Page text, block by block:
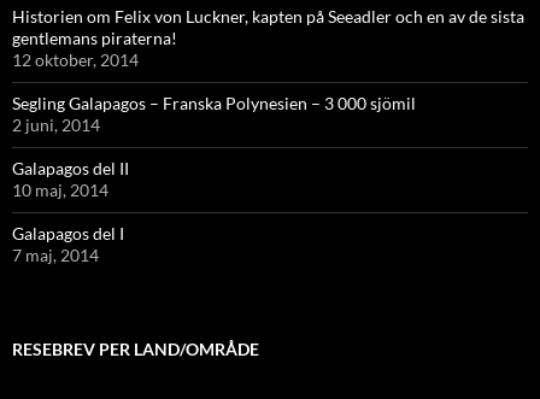
Historien om Felix von Luckner, kapten på Seeadler och en av de sista
gentlemans piraterna!
12 oktober, 2014
Segling Galapagos – Franska Polynesien – 3 000 sjömil
2 juni, 2014
Galapagos del II
10 maj, 2014
Galapagos del I
7 maj, 2014
RESEBREV PER LAND/OMRÅDE